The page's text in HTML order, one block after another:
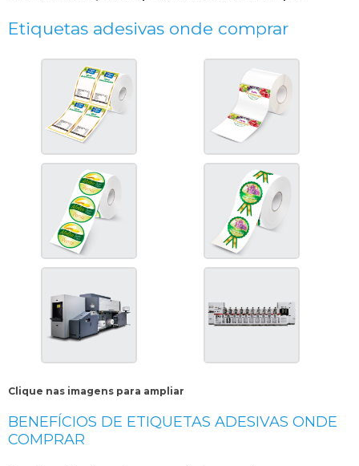
Etiquetas adesivas onde comprar
Clique nas imagens para ampliar
BENEFÍCIOS DE ETIQUETAS ADESIVAS ONDE
COMPRAR